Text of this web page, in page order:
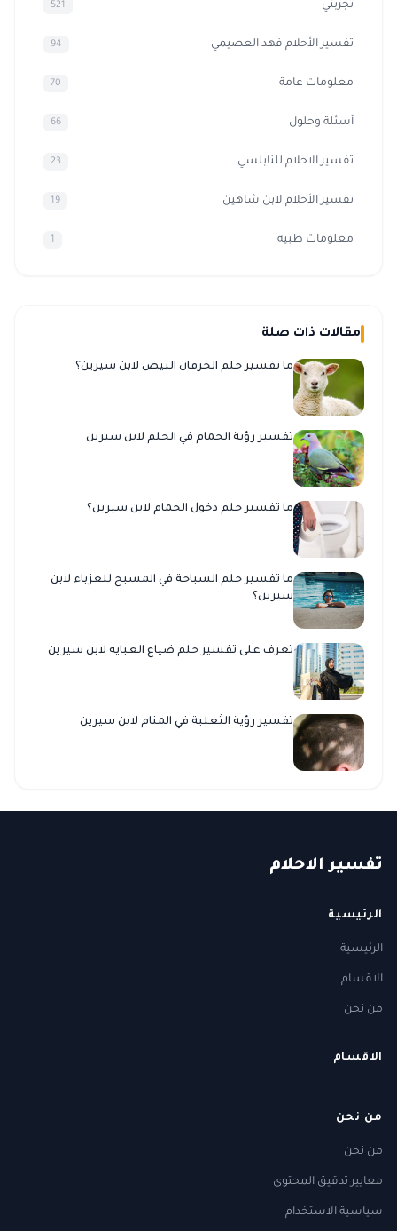
تجربتي 521
تفسير الأحلام فهد العصيمي 94
معلومات عامة 70
أسئلة وحلول 66
تفسير الاحلام للنابلسي 23
تفسير الأحلام لابن شاهين 19
معلومات طبية 1
مقالات ذات صلة
ما تفسير حلم الخرفان البيض لابن سيرين؟
تفسير رؤية الحمام في الحلم لابن سيرين
ما تفسير حلم دخول الحمام لابن سيرين؟
ما تفسير حلم السباحة في المسبح للعزباء لابن
سيرين؟
تعرف على تفسير حلم ضياع العبايه لابن سيرين
تفسير رؤية الثعلبة في المنام لابن سيرين
تفسير الاحلام
الرئيسية
الرئيسية
الاقسام
من نحن
الاقسام
من نحن
من نحن
معايير تدقيق المحتوى
سياسية الاستخدام